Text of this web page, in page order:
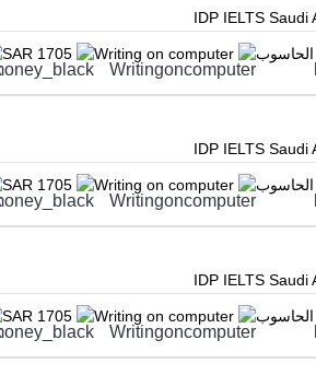
IDP IELTS Saudi
الحاسوب Writing on computer
SAR 1705
IDP IELTS Saudi
الحاسوب Writing on computer
SAR 1705
IDP IELTS Saudi
الحاسوب Writing on computer
SAR 1705